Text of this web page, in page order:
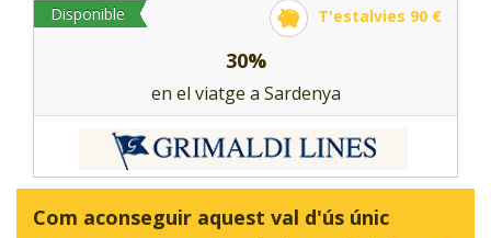
Disponible T'estalvies 90 €
30%
en el viatge a Sardenya
Com aconseguir aquest val d'ús únic